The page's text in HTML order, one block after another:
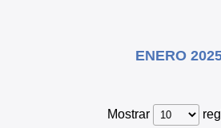
ENERO
Mostrar